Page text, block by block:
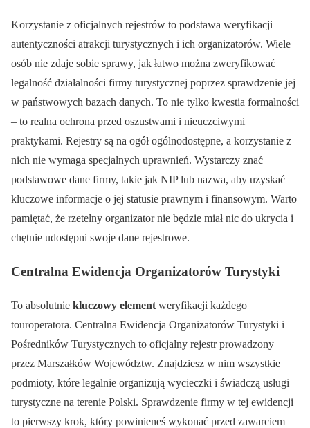
Korzystanie z oficjalnych rejestrów to podstawa weryfikacji
autentyczności atrakcji turystycznych i ich organizatorów. Wiele
osób nie zdaje sobie sprawy, jak łatwo można zweryfikować
legalność działalności firmy turystycznej poprzez sprawdzenie jej
w państwowych bazach danych. To nie tylko kwestia formalności
– to realna ochrona przed oszustwami i nieuczciwymi
praktykami. Rejestry są na ogół ogólnodostępne, a korzystanie z
nich nie wymaga specjalnych uprawnień. Wystarczy znać
podstawowe dane firmy, takie jak NIP lub nazwa, aby uzyskać
kluczowe informacje o jej statusie prawnym i finansowym. Warto
pamiętać, że rzetelny organizator nie będzie miał nic do ukrycia i
chętnie udostępni swoje dane rejestrowe.
Centralna Ewidencja Organizatorów Turystyki
To absolutnie kluczowy element weryfikacji każdego
touroperatora. Centralna Ewidencja Organizatorów Turystyki i
Pośredników Turystycznych to oficjalny rejestr prowadzony
przez Marszałków Województw. Znajdziesz w nim wszystkie
podmioty, które legalnie organizują wycieczki i świadczą usługi
turystyczne na terenie Polski. Sprawdzenie firmy w tej ewidencji
to pierwszy krok, który powinieneś wykonać przed zawarciem